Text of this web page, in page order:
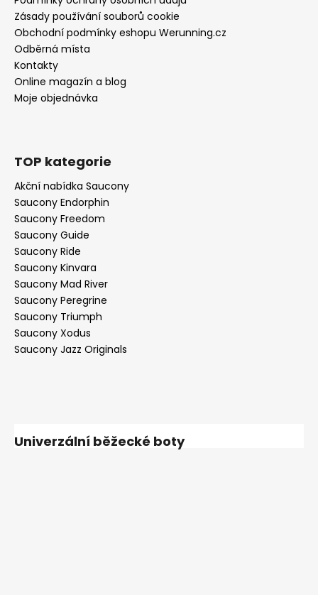
Zásady používání souborů cookie
Obchodní podmínky eshopu Werunning.cz
Odběrná místa
Kontakty
Online magazín a blog
Moje objednávka
TOP kategorie
Akční nabídka Saucony
Saucony Endorphin
Saucony Freedom
Saucony Guide
Saucony Ride
Saucony Kinvara
Saucony Mad River
Saucony Peregrine
Saucony Triumph
Saucony Xodus
Saucony Jazz Originals
Univerzální běžecké boty